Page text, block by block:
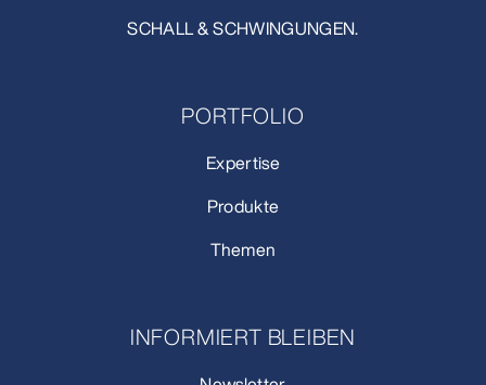
SCHALL & SCHWINGUNGEN.
PORTFOLIO
Expertise
Produkte
Themen
INFORMIERT BLEIBEN